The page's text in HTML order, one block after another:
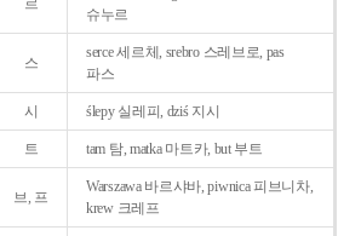
르
슈누르
스
serce 세르체, srebro 스레브로, pas
파스
시 ślepy 실레피, dziś 지시
트 tam 탐, matka 마트카, but 부트
브, 프
Warszawa 바르샤바, piwnica 피브니차,
krew 크레프